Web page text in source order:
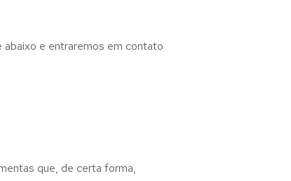
e entraremos em contato
que, de certa forma,